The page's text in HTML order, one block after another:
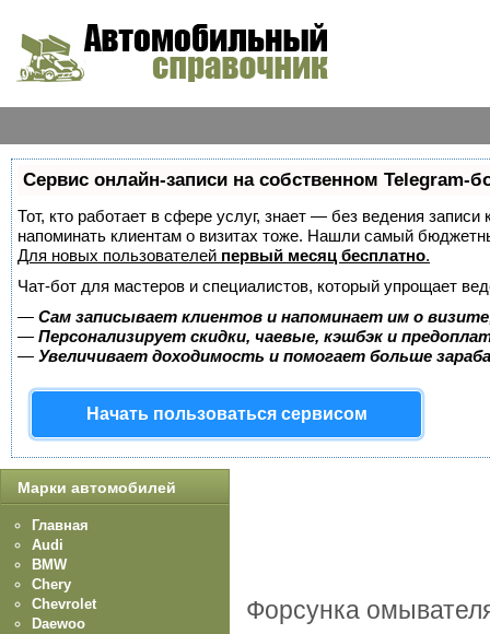
Сервис онлайн-записи на собственном Telegram-
Тот, кто работает в сфере услуг, знает — без ведения
напоминать клиентам о визитах тоже. Нашли самый
Для новых пользователей первый месяц бесплатно.
Чат-бот для мастеров и специалистов, который упрощает
— Сам записывает клиентов и напоминает им о
— Персонализирует скидки, чаевые, кэшбэк и
— Увеличивает доходимость и помогает больше
Начать пользоваться сервисом
Форсунка
Марки автомобилей
Главная
Audi
BMW
Chery
Chevrolet
Daewoo